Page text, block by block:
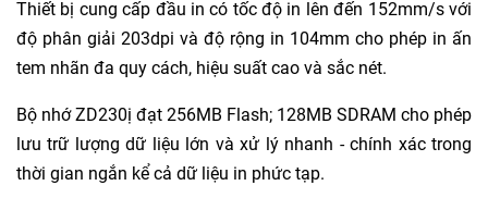
Thiết bị cung cấp đầu in có tốc độ in lên đến 152mm/s với
độ phân giải 203dpi và độ rộng in 104mm cho phép in ấn
tem nhãn đa quy cách, hiệu suất cao và sắc nét.
Bộ nhớ ZD230ị đạt 256MB Flash; 128MB SDRAM cho phép
lưu trữ lượng dữ liệu lớn và xử lý nhanh - chính xác trong
thời gian ngắn kể cả dữ liệu in phức tạp.